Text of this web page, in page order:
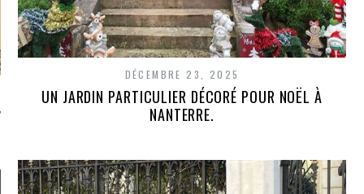
DÉCEMBRE 23, 2025
UN JARDIN PARTICULIER DÉCORÉ POUR NOËL À
NANTERRE.